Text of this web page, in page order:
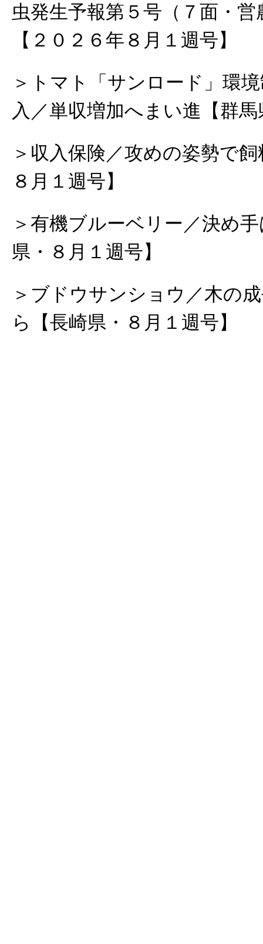
虫発生予報第５号（７面・
【２０２６年８月１週号】
＞トマト「サンロード」環
入／単収増加へまい進【群
＞収入保険／攻めの姿勢で
８月１週号】
＞有機ブルーベリー／決め
県・８月１週号】
＞ブドウサンショウ／木の
ら【長崎県・８月１週号】